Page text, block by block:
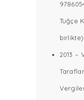
Tuğçe
birlikte)
2013 –